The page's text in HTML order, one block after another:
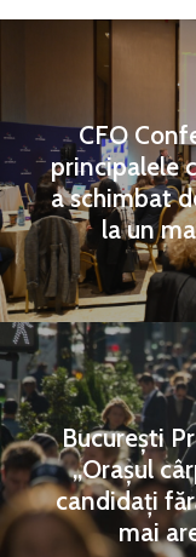
CFO
principalele
a schimbat
la un
București
„Orașul
candidați
mai